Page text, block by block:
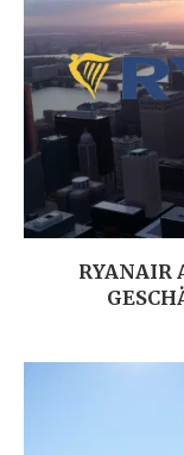
RYANAIR